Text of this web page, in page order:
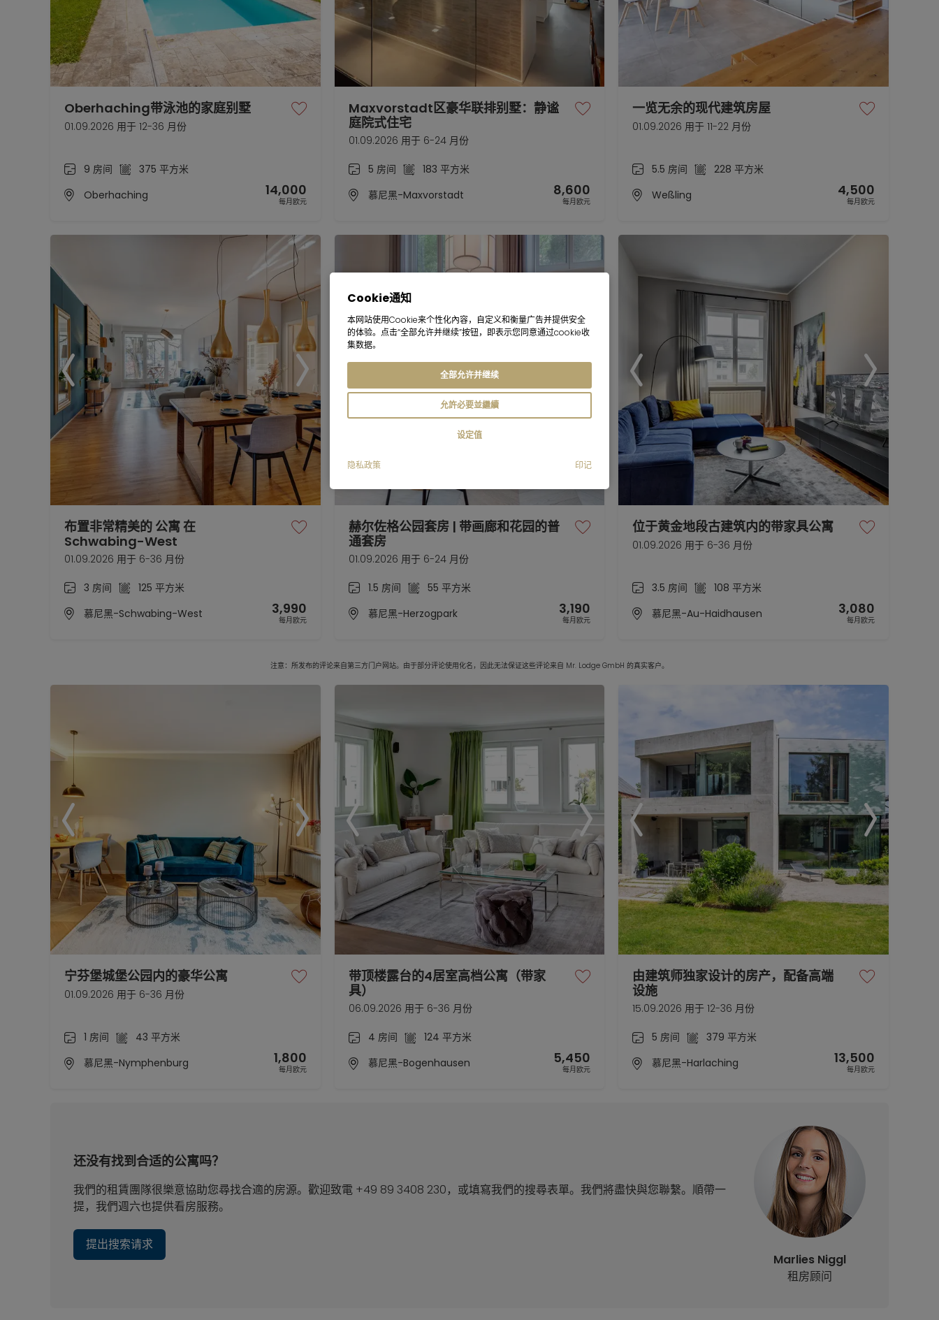
Oberhaching带泳池的家庭别墅
01.09.2026 用于 12-36 月份
9 房间
375 平方米
Oberhaching
14,000
每月欧元
Maxvorstadt区豪华联排别墅：静谧
庭院式住宅
01.09.2026 用于 6-24 月份
5 房间
183 平方米
慕尼黑-Maxvorstadt
8,600
每月欧元
一览无余的现代建筑房屋
01.09.2026 用于 11-22 月份
5.5 房间
228 平方米
Weßling
4,500
每月欧元
布置非常精美的 公寓 在
Schwabing-West
01.09.2026 用于 6-36 月份
3 房间
125 平方米
慕尼黑-Schwabing-West
3,990
每月欧元
赫尔佐格公园套房 | 带画廊和花园的普
通套房
01.09.2026 用于 6-24 月份
1.5 房间
55 平方米
慕尼黑-Herzogpark
3,190
每月欧元
位于黄金地段古建筑内的带家具公寓
01.09.2026 用于 6-36 月份
3.5 房间
108 平方米
慕尼黑-Au-Haidhausen
3,080
每月欧元
注意：所发布的评论来自第三方门户网站。由于部分评论使用化名，因此无法保证这些评论来自 Mr. Lodge GmbH 的真实客户。
宁芬堡城堡公园内的豪华公寓
01.09.2026 用于 6-36 月份
1 房间
43 平方米
慕尼黑-Nymphenburg
1,800
每月欧元
带顶楼露台的4居室高档公寓（带家
具）
06.09.2026 用于 6-36 月份
4 房间
124 平方米
慕尼黑-Bogenhausen
5,450
每月欧元
由建筑师独家设计的房产，配备高端
设施
15.09.2026 用于 12-36 月份
5 房间
379 平方米
慕尼黑-Harlaching
13,500
每月欧元
Marlies Niggl
租房顾问
还没有找到合适的公寓吗？
我們的租賃團隊很樂意協助您尋找合適的房源。歡迎致電 +49 89 3408 230，或填寫我們的搜尋表單。我們將盡快與您聯繫。順帶一
提，我們週六也提供看房服務。
提出搜索请求
Cookie通知
本网站使用Cookie来个性化內容，自定义和衡量广告并提供安全
的体验。点击“全部允许并继续”按钮，即表示您同意通过cookie收
集数据。
全部允许并继续
允許必要並繼續
设定值
隐私政策 印记